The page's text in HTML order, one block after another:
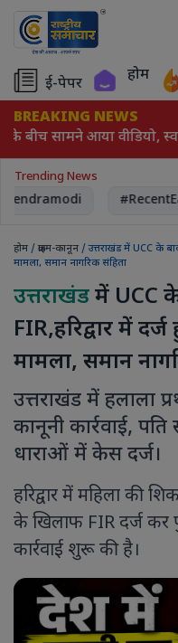
ई-पेपर होम
BREAKING NEWS
बीच सामने आया वीडियो,
Trending News
होम / क्राइम-कानून / उत्तराखंड में UCC के
मामला, समान नागरिक संहिता
उत्तराखंडमें UCC
FIR,हरिद्वार में
मामला, समान
उत्तराखंड में हलाला
कानूनी कार्रवाई,
धाराओं में केस दर्ज।
हरिद्वार में महिला की
के खिलाफ FIR दर्ज
कार्रवाई शुरू की है।